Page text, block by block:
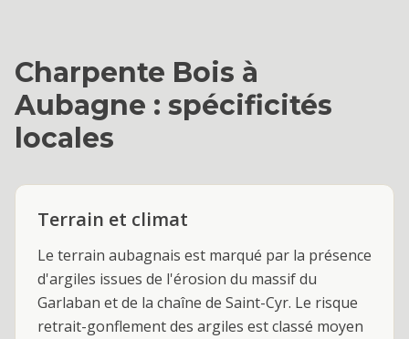
Charpente Bois à
Aubagne : spécificités
locales
Terrain et climat
Le terrain aubagnais est marqué par la présence
d'argiles issues de l'érosion du massif du
Garlaban et de la chaîne de Saint-Cyr. Le risque
retrait-gonflement des argiles est classé moyen